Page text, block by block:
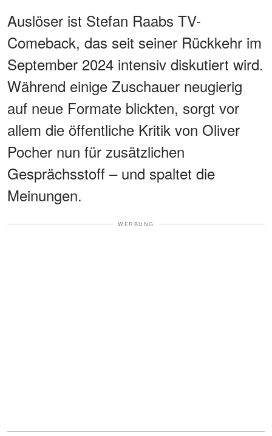
Auslöser ist Stefan Raabs TV-
Comeback, das seit seiner Rückkehr im
September 2024 intensiv diskutiert wird.
Während einige Zuschauer neugierig
auf neue Formate blickten, sorgt vor
allem die öffentliche Kritik von Oliver
Pocher nun für zusätzlichen
Gesprächsstoff – und spaltet die
Meinungen.
WERBUNG